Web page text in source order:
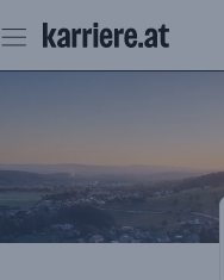
Seiteninhalt
springen